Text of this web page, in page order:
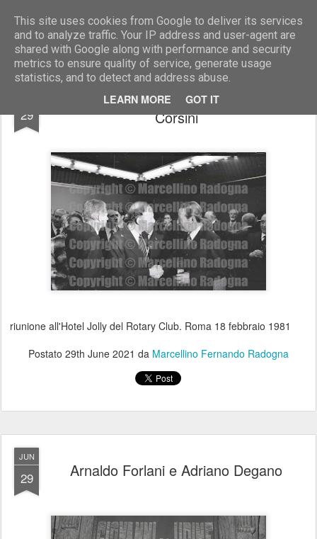
This site uses cookies from Google to deliver its services
and to analyze traffic. Your IP address and user-agent are
shared with Google along with performance and security
metrics to ensure quality of service, generate usage
statistics, and to detect and address abuse.
LEARN MORE GOT IT
Marcellino Radogna - Fotonotizie per la stampa
29
amb. Richard Gardner e gen.Pietro
Corsini
riunione all'Hotel Jolly del Rotary Club. Roma 18 febbraio 1981
Postato 29th June 2021 da Marcellino Fernando Radogna
JUN
29 Arnaldo Forlani e Adriano Degano